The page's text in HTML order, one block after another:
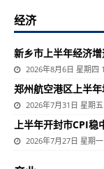
经济
新乡市上半年经济
2026年8月6日 星期四
郑州航空港区上半
2026年7月31日 星期
上半年开封市CPI稳
2026年7月27日 星期